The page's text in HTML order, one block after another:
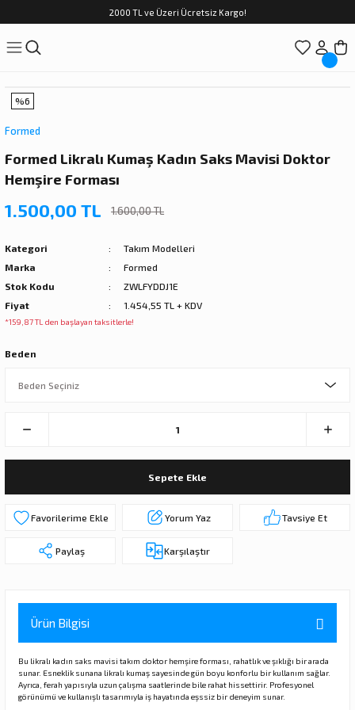
2000 TL ve Üzeri Ücretsiz Kargo!
%6
Formed
Formed Likralı Kumaş Kadın Saks Mavisi Doktor
Hemşire Forması
1.500,00 TL 1.600,00 TL
Kategori
Takım Modelleri
Marka
Formed
Stok Kodu
ZWLFYDDJ1E
Fiyat
1.454,55 TL + KDV
*159,87 TL den başlayan taksitlerle!
Beden
Sepete Ekle
Yorum Yaz Tavsiye Et
Paylaş Karşılaştır
Ürün Bilgisi
Bu likralı kadın saks mavisi takım doktor hemşire forması, rahatlık ve şıklığı bir arada
sunar. Esneklik sunana likralı kumaş sayesinde gün boyu konforlu bir kullanım sağlar.
Ayrıca, ferah yapısıyla uzun çalışma saatlerinde bile rahat hissettirir. Profesyonel
görünümü ve kullanışlı tasarımıyla iş hayatında eşssiz bir deneyim sunar.